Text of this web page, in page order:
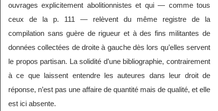
ouvrages explicitement abolitionnistes et qui — comme tous
ceux de la p. 111 — relèvent du même registre de la
compilation sans guère de rigueur et à des fins militantes de
données collectées de droite à gauche dès lors qu’elles servent
le propos partisan. La solidité d’une bibliographie, contrairement
à ce que laissent entendre les auteures dans leur droit de
réponse, n’est pas une affaire de quantité mais de qualité, et elle
est ici absente.